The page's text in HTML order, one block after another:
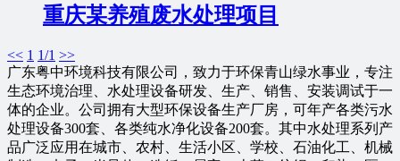
重庆某养殖废水处理项目
<< 1 1/1 >>
广东粤中环境科技有限公司，致力于环保青山绿水事业，专注
生态环境治理、水处理设备研发、生产、销售、安装调试于一
体的企业。公司拥有大型环保设备生产厂房，可年产各类污水
处理设备300套、各类纯水净化设备200套。其中水处理系列产
品广泛应用在城市、农村、生活小区、学校、石油化工、机械